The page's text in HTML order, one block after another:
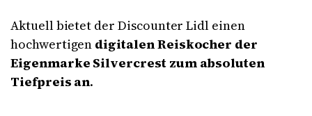
Aktuell bietet der Discounter Lidl einen
hochwertigen digitalen Reiskocher der
Eigenmarke Silvercrest zum absoluten
Tiefpreis an.